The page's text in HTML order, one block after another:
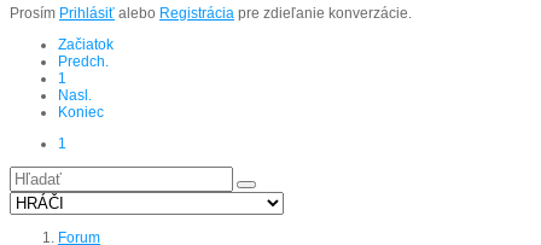
Prosím Prihlásiť alebo Registrácia pre zdieľanie konverzácie.
Začiatok
Predch.
1
Nasl.
Koniec
1
Forum